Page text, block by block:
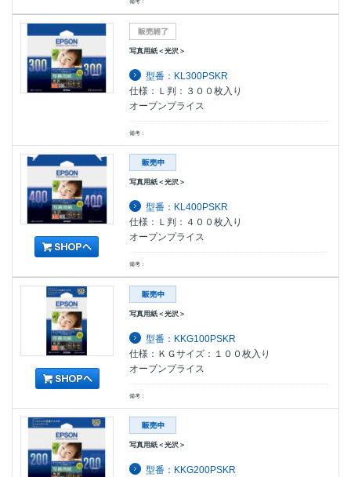
備考：
写真用紙＜光沢＞
型番：KL300PSKR
仕様：Ｌ判：３００枚入り
オープンプライス
備考：
写真用紙＜光沢＞
型番：KL400PSKR
仕様：Ｌ判：４００枚入り
オープンプライス
備考：
写真用紙＜光沢＞
型番：KKG100PSKR
仕様：ＫＧサイズ：１００枚入り
オープンプライス
備考：
写真用紙＜光沢＞
型番：KKG200PSKR